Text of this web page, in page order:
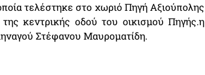
τελέστηκε στο χωριό Πηγή Αξιούπολης
κεντρικής οδού του οικισμού Πηγής.η
Στέφανου Μαυροματίδη.